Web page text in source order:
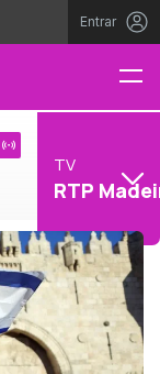
Entrar
TV
RTP